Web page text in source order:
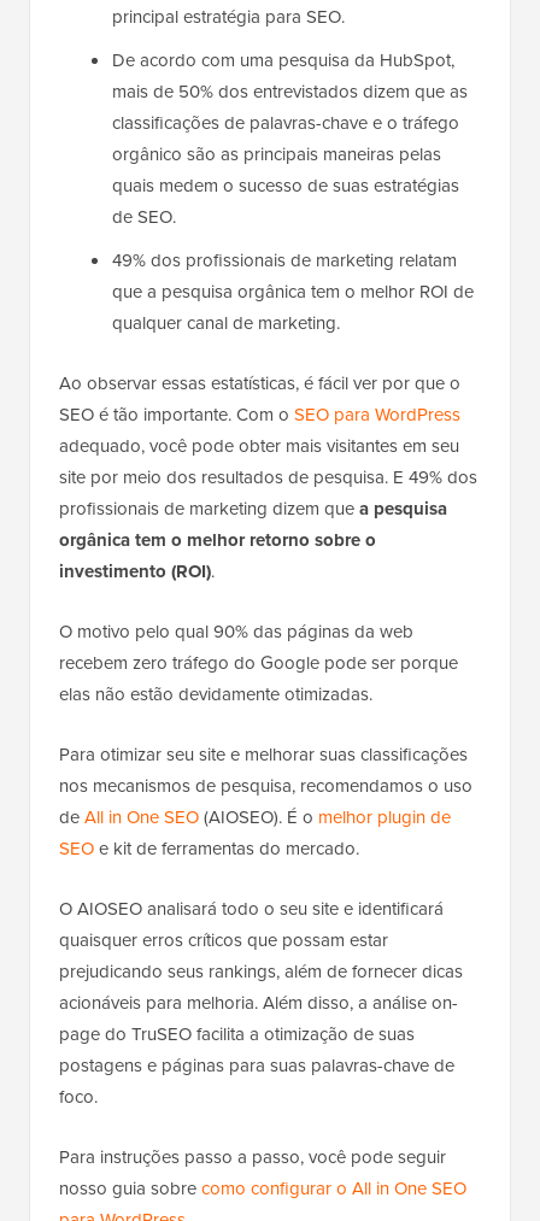
principal estratégia para SEO.
De acordo com uma pesquisa da HubSpot,
mais de 50% dos entrevistados dizem que as
classificações de palavras-chave e o tráfego
orgânico são as principais maneiras pelas
quais medem o sucesso de suas estratégias
de SEO.
49% dos profissionais de marketing relatam
que a pesquisa orgânica tem o melhor ROI de
qualquer canal de marketing.
Ao observar essas estatísticas, é fácil ver por que o
SEO é tão importante. Com o SEO para WordPress
adequado, você pode obter mais visitantes em seu
site por meio dos resultados de pesquisa. E 49% dos
profissionais de marketing dizem quea pesquisa
orgânica tem o melhor retorno sobre o
investimento (ROI).
O motivo pelo qual 90% das páginas da web
recebem zero tráfego do Google pode ser porque
elas não estão devidamente otimizadas.
Para otimizar seu site e melhorar suas classificações
nos mecanismos de pesquisa, recomendamos o uso
deAll in One SEO(AIOSEO). É o melhor plugin de
SEOe kit de ferramentas do mercado.
O AIOSEO analisará todo o seu site e identificará
quaisquer erros críticos que possam estar
prejudicando seus rankings, além de fornecer dicas
acionáveis para melhoria. Além disso, a análise on-
page do TruSEO facilita a otimização de suas
postagens e páginas para suas palavras-chave de
foco.
Para instruções passo a passo, você pode seguir
nosso guia sobrecomo configurar o All in One SEO